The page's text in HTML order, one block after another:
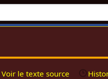
Voir le texte source